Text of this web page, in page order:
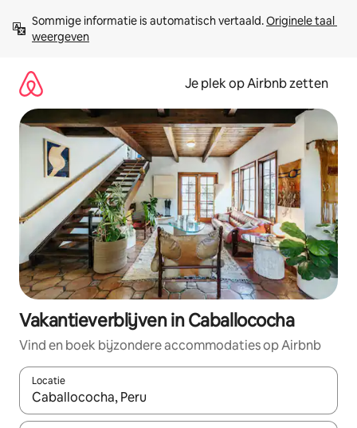
direct
naar
Sommige informatie is automatisch vertaald. Originele taal
weergeven
Je plek op Airbnb zetten
Vakantieverblijven in Caballococha
Vind en boek bijzondere accommodaties op Airbnb
Locatie
Wanneer er resultaten beschikbaar zijn, maak je een keuze